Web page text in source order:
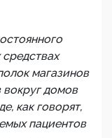
магазинов
домов
как говорят,
пациентов